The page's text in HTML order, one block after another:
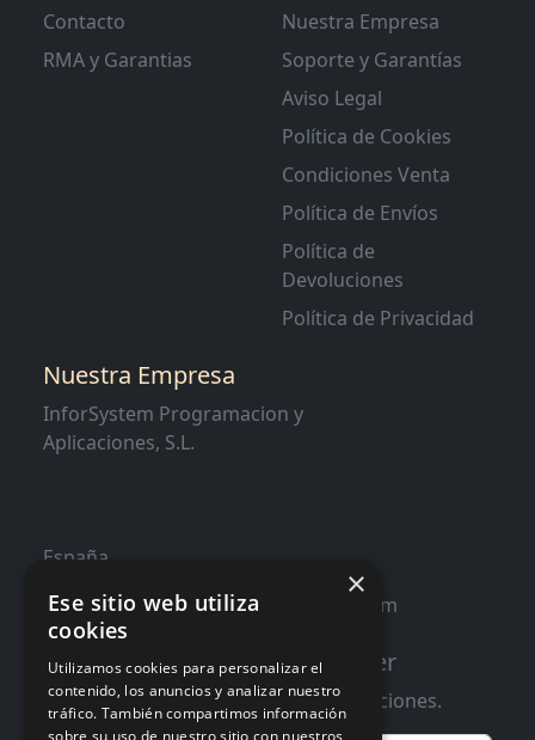
Contacto
RMA y Garantias
Nuestra Empresa
Soporte y Garantías
Aviso Legal
Política de Cookies
Condiciones Venta
Política de Envíos
Política de
Devoluciones
Política de Privacidad
Nuestra Empresa
InforSystem Programacion y
Aplicaciones, S.L.
España
contacto@distribucioninformatica.com
Suscribete a nuestro Newsletter
Te informaremos de ofertas y promociones.
×
Ese sitio web utiliza
cookies
Utilizamos cookies para personalizar el
contenido, los anuncios y analizar nuestro
tráfico. También compartimos información
sobre su uso de nuestro sitio con nuestros